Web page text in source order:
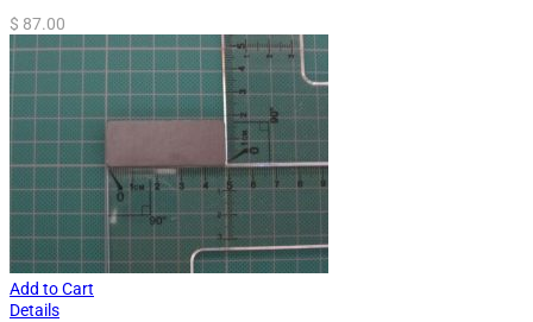
$ 87.00
Add to Cart
Details